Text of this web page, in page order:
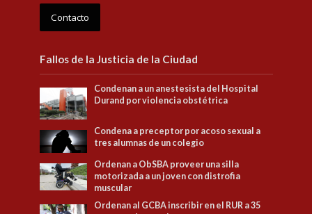
Contacto
Fallos de la Justicia de la Ciudad
Condenan a un anestesista del Hospital
Durand por violencia obstétrica
Condena a preceptor por acoso sexual a
tres alumnas de un colegio
Ordenan a ObSBA proveer una silla
motorizada a un joven con distrofia
muscular
Ordenan al GCBA inscribir en el RUR a 35